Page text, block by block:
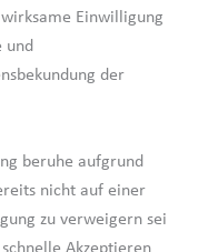
Einwilligung
und
der
beruhe aufgrund
nicht auf einer
zu verweigern sei